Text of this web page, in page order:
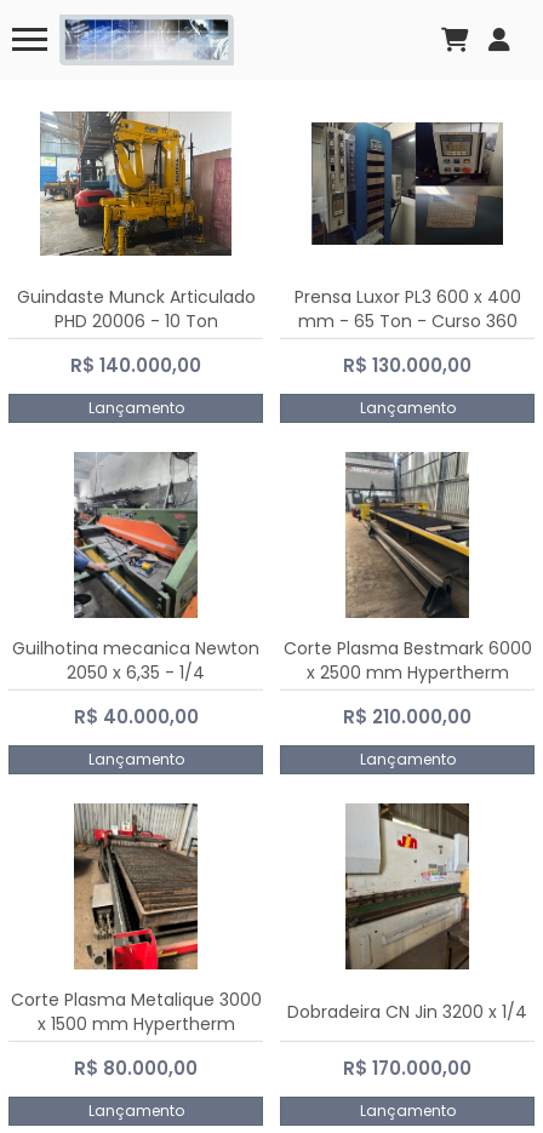
Guindaste Munck Articulado
PHD 20006 - 10 Ton
R$ 140.000,00
Lançamento
Prensa Luxor PL3 600 x 400
mm - 65 Ton - Curso 360
mm
R$ 130.000,00
Lançamento
Guilhotina mecanica Newton
2050 x 6,35 - 1/4
R$ 40.000,00
Lançamento
Corte Plasma Bestmark 6000
x 2500 mm Hypertherm
MaxPro 200
R$ 210.000,00
Lançamento
Corte Plasma Metalique 3000
x 1500 mm Hypertherm
Powermax 45 xp
R$ 80.000,00
Lançamento
Dobradeira CN Jin 3200 x 1/4
R$ 170.000,00
Lançamento